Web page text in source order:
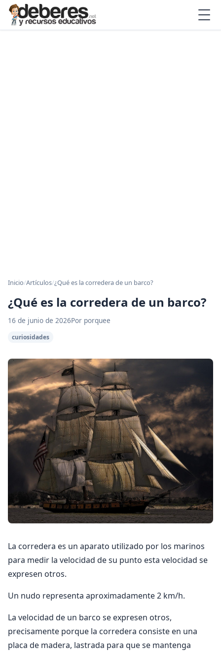
Inicio/Artículos/¿Qué es la corredera de un barco?
¿Qué es la corredera de un barco?
16 de junio de 2026Por porquee
curiosidades
La corredera es un aparato utilizado por los marinos
para medir la velocidad de su punto esta velocidad se
expresen otros.
Un nudo representa aproximadamente 2 km/h.
La velocidad de un barco se expresen otros,
precisamente porque la corredera consiste en una
placa de madera, lastrada para que se mantenga